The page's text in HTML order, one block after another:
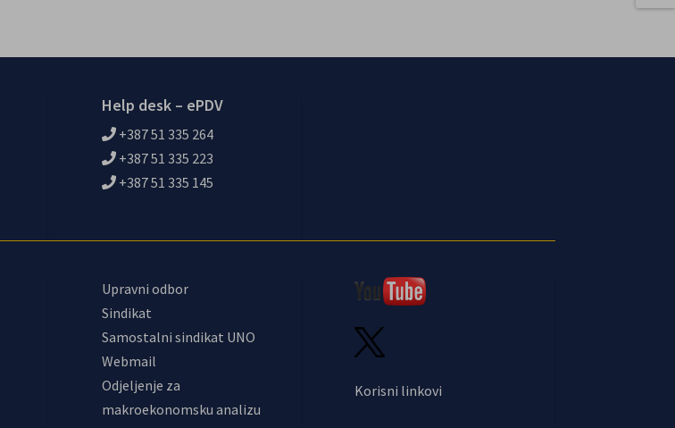
Help desk – ePDV
+387 51 335 264
+387 51 335 223
+387 51 335 145
Upravni odbor
Sindikat
Samostalni sindikat UNO
Webmail
Odjeljenje za
makroekonomsku analizu
Korisni linkovi